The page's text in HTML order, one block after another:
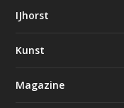
IJhorst
Kunst
Magazine